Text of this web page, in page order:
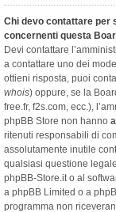
Chi devo contattare per
concernenti questa
Devi contattare
a contattare uno dei
ottieni risposta, puoi
whois) oppure, se la
free.fr, f2s.com, ecc.),
phpBB Store non hanno
ritenuti responsabili di
assolutamente inutile
qualsiasi questione legale
phpBB-Store.it o al
a phpBB Limited o a
programma non